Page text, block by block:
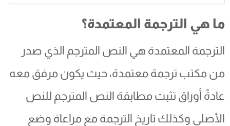
ما هي الترجمة المعتمدة؟
الترجمة المعتمدة هي النص المترجم الذي صدر
من مكتب ترجمة معتمدة، حيث يكون مرفق معه
عادةً أوراق تثبت مطابقة النص المترجم للنص
الأصلي وكذلك تاريخ الترجمة مع مراعاة وضع